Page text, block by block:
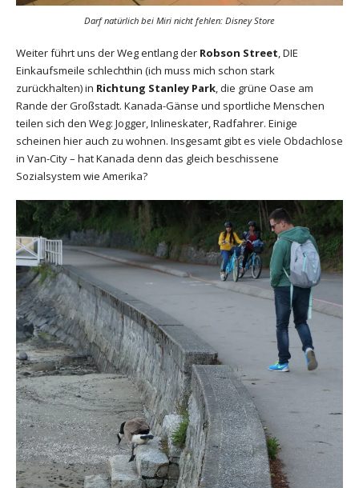
Darf natürlich bei Miri nicht fehlen: Disney Store
Weiter führt uns der Weg entlang der Robson Street, DIE
Einkaufsmeile schlechthin (ich muss mich schon stark
zurückhalten) in Richtung Stanley Park, die grüne Oase am
Rande der Großstadt. Kanada-Gänse und sportliche Menschen
teilen sich den Weg: Jogger, Inlineskater, Radfahrer. Einige
scheinen hier auch zu wohnen. Insgesamt gibt es viele Obdachlose
in Van-City – hat Kanada denn das gleich beschissene
Sozialsystem wie Amerika?